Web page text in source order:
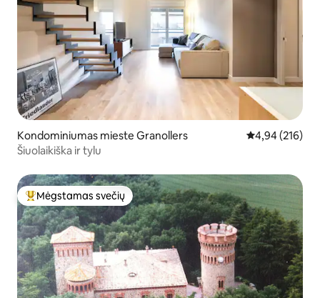
Kondominiumas mieste Granollers Vidutinis
4,94 (216)
Šiuolaikiška ir tylu
Svečių mėgstamiausias
Mėgstamas svečių